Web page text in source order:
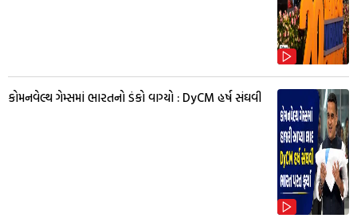
કોમનવેલ્થ ગેમ્સમાં ભારતનો ડંકો વાગ્યો : DyCM હર્ષ સંઘવી